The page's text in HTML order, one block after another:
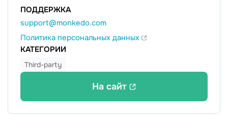
ПОДДЕРЖКА
support@monkedo.com
Политика персональных данных
КАТЕГОРИИ
Third-party
На сайт